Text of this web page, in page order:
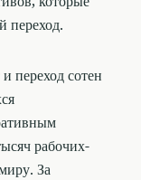
переход.
переход сотен
рабочих-
За